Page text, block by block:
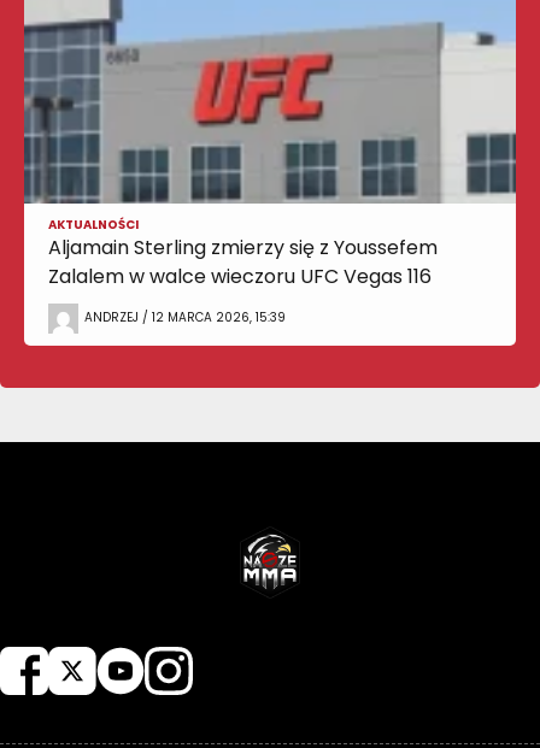
AKTUALNOŚCI
Aljamain Sterling zmierzy się z Youssefem
Zalalem w walce wieczoru UFC Vegas 116
ANDRZEJ / 12 MARCA 2026, 15:39